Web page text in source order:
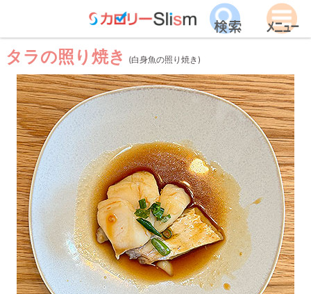
タラの照り焼き (白身魚の照り焼き)